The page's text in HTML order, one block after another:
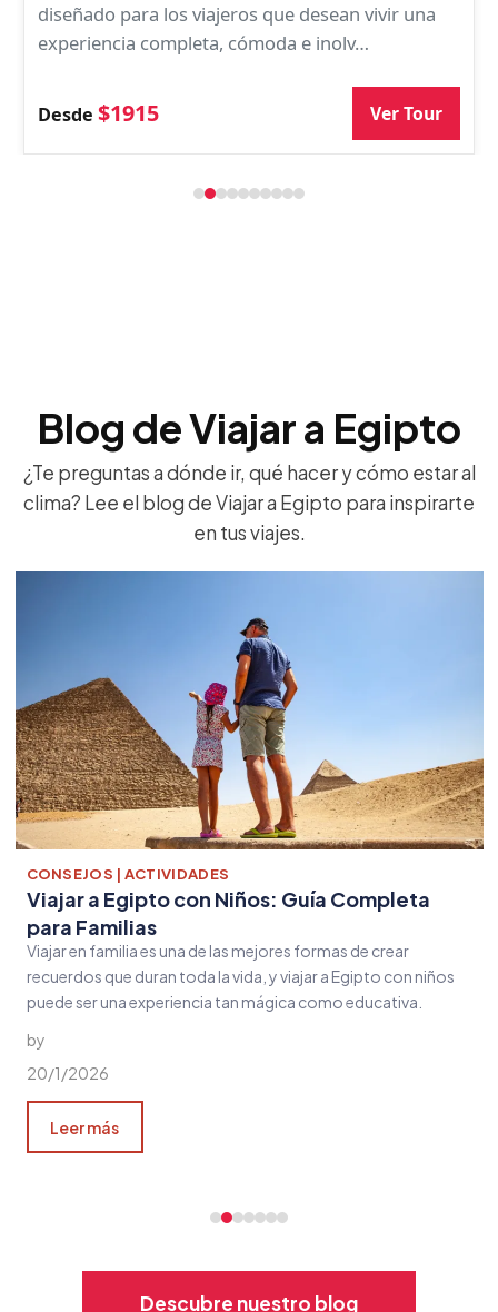
diseñado para los viajeros que desean vivir una
experiencia completa, cómoda e inolv…
Desde $1915 Ver Tour
Blog de Viajar a Egipto
¿Te preguntas a dónde ir, qué hacer y cómo estar al
clima? Lee el blog de Viajar a Egipto para inspirarte
en tus viajes.
CONSEJOS | ACTIVIDADES
Viajar a Egipto con Niños: Guía Completa
para Familias
Viajar en familia es una de las mejores formas de crear
recuerdos que duran toda la vida, y viajar a Egipto con niños
puede ser una experiencia tan mágica como educativa.
by
20/1/2026
Leer más
Descubre nuestro blog